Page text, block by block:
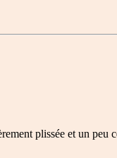
plissée et un peu